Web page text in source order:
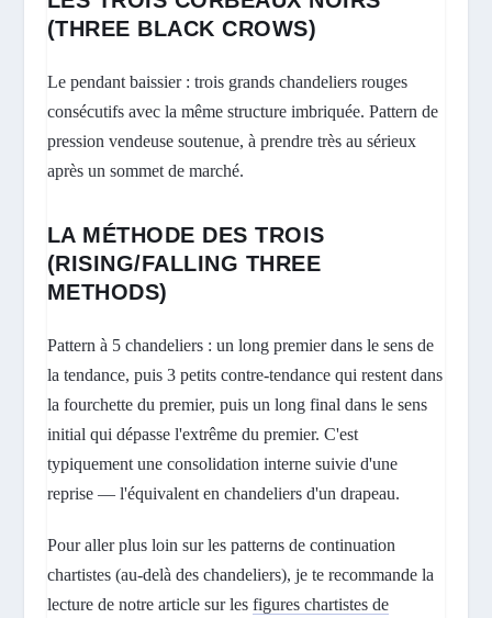
(THREE BLACK CROWS)
Le pendant baissier : trois grands chandeliers rouges
consécutifs avec la même structure imbriquée. Pattern de
pression vendeuse soutenue, à prendre très au sérieux
après un sommet de marché.
LA MÉTHODE DES TROIS
(RISING/FALLING THREE
METHODS)
Pattern à 5 chandeliers : un long premier dans le sens de
la tendance, puis 3 petits contre-tendance qui restent dans
la fourchette du premier, puis un long final dans le sens
initial qui dépasse l'extrême du premier. C'est
typiquement une consolidation interne suivie d'une
reprise — l'équivalent en chandeliers d'un drapeau.
Pour aller plus loin sur les patterns de continuation
chartistes (au-delà des chandeliers), je te recommande la
lecture de notre article sur les figures chartistes de